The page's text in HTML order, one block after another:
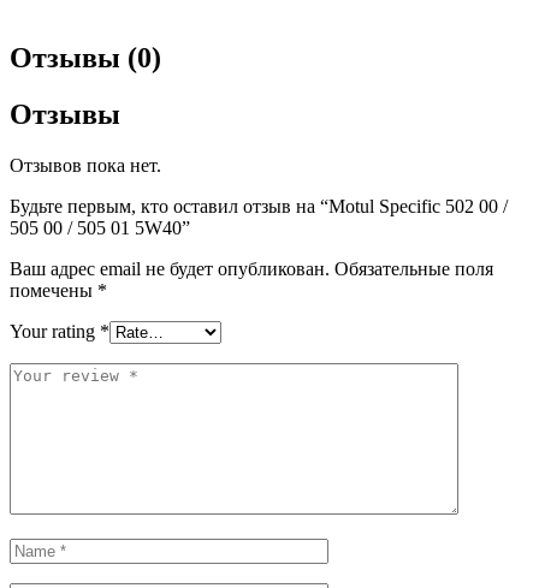
Отзывы (0)
Отзывы
Отзывов пока нет.
Будьте первым, кто оставил отзыв на “Motul Specific 502 00 /
505 00 / 505 01 5W40”
Ваш адрес email не будет опубликован. Обязательные поля
помечены *
Your rating *